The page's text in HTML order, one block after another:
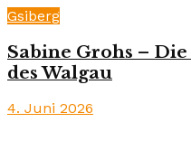
Gsiberg
Sabine Grohs –
des Walgau
4. Juni 2026